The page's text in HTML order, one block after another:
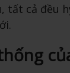
tất cả đều